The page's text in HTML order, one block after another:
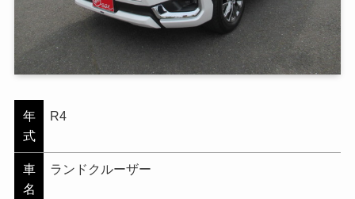
年
式
R4
車
名
ランドクルーザー